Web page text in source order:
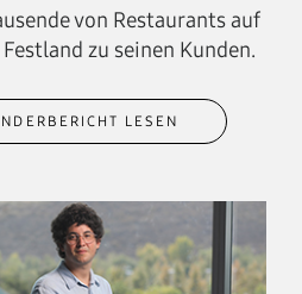
von Restaurants auf
zu seinen Kunden.
LESEN